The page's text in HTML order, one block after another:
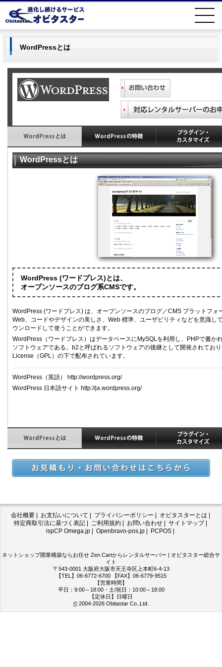
WordPressとは
WordPressとは
WordPress (ワードプレス)とは、
オープンソースのブログ系CMSです。
WordPress (ワードプレス) は、オープンソースのブログ／CMS プラットフォ
Web、コードやデザインの美しさ、Web 標準、ユーザビリティなどを意識し
ウンロードして使うことができます。
WordPress（ワードプレス）はデータベースにMySQLを利用し、PHPで書か
ソフトウェアである。b2と呼ばれるソフトウェアの後継として開発されてお
License（GPL）の下で配布されています。
WordPress（英語） http://wordpress.org/
WordPress 日本語サイト http://ja.wordpress.org/
会社概要| お支払いについて プライバシーポリシー オビタスターとは
特定商取引法に基づく表記| ご利用規約| お問い合わせ| サイトマップ|
ispCP Omega.jp
Openbravo-pos.jp PCPOS
ネットショップ開業構築ならお任せ Zen Cartからレンタルサーバー | オビタスター総合サ
イト
〒543-0001 大阪府大阪市天王寺区上本町6-4-13
【TEL】06-6772-6700 【FAX】06-6779-9515
【営業時間】
平日：9:00～18:00・土/祝日：10:00～18:00
【定休日】日曜日
© 2004-2026 Obitastar Co.,Ltd.